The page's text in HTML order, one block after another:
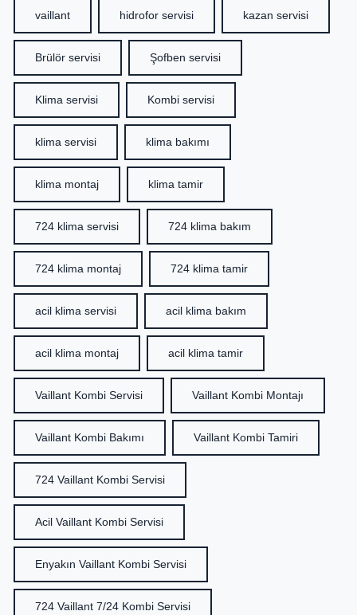
vaillant hidrofor servisi kazan servisi
Brülör servisi Şofben servisi
Klima servisi Kombi servisi
klima servisi klima bakımı
klima montaj klima tamir
724 klima servisi 724 klima bakım
724 klima montaj 724 klima tamir
acil klima servisi acil klima bakım
acil klima montaj acil klima tamir
Vaillant Kombi Servisi Vaillant Kombi Montajı
Vaillant Kombi Bakımı Vaillant Kombi Tamiri
724 Vaillant Kombi Servisi
Acil Vaillant Kombi Servisi
Enyakın Vaillant Kombi Servisi
724 Vaillant 7/24 Kombi Servisi